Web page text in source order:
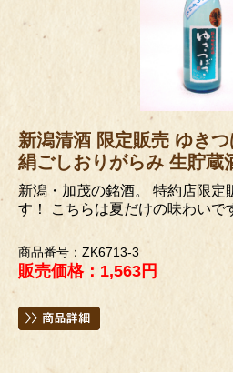
新潟清酒 限定販売 ゆき
絹ごしおりがらみ 生貯蔵
新潟・加茂の銘酒。 特約店限定
す！ こちらは夏だけの味わいで
商品番号：ZK6713-3
販売価格：1,563円